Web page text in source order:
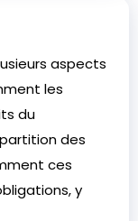
aspects
les
du
des
ces
y